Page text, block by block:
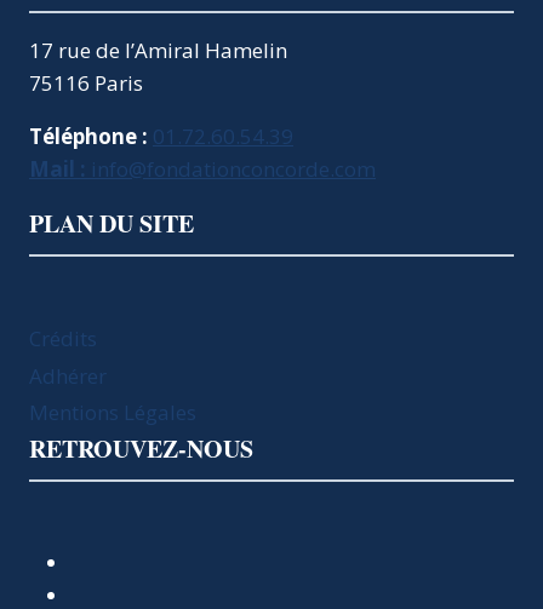
17 rue de l’Amiral Hamelin
75116 Paris
Téléphone : 01.72.60.54.39
Mail : info@fondationconcorde.com
PLAN DU SITE
Crédits
Adhérer
Mentions Légales
RETROUVEZ-NOUS